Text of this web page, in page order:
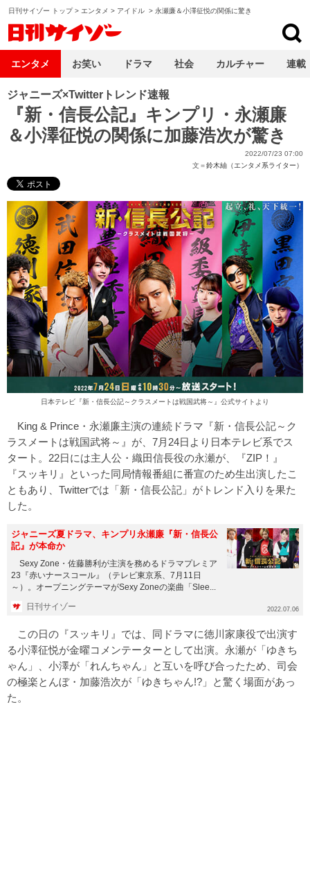
日刊サイゾー トップ> エンタメ > アイドル > 永瀬廉＆小澤征悦の関係に驚き
ジャニーズ×Twitterトレンド速報
『新・信長公記』キンプリ・永瀬廉
＆小澤征悦の関係に加藤浩次が驚き
2022/07/23 07:00
文＝鈴木紬（エンタメ系ライター）
日本テレビ『新・信長公記～クラスメートは戦国武将～』公式サイトより
King & Prince・永瀬廉主演の連続ドラマ『新・信長公記～ク
ラスメートは戦国武将～』が、7月24日より日本テレビ系でス
タート。22日には主人公・織田信長役の永瀬が、『ZIP！』
『スッキリ』といった同局情報番組に番宣のため生出演したこ
ともあり、Twitterでは「新・信長公記」がトレンド入りを果た
した。
ジャニーズ夏ドラマ、キンプリ永瀬廉『新・信長公
記』が本命か
Sexy Zone・佐藤勝利が主演を務めるドラマプレミア
23『赤いナースコール』（テレビ東京系、7月11日
～）。オープニングテーマがSexy Zoneの楽曲「Slee...
日刊サイゾー 2022.07.06
この日の『スッキリ』では、同ドラマに徳川家康役で出演す
る小澤征悦が金曜コメンテーターとして出演。永瀬が「ゆきち
ゃん」、小澤が「れんちゃん」と互いを呼び合ったため、司会
の極楽とんぼ・加藤浩次が「ゆきちゃん!?」と驚く場面があっ
た。
エンタメ お笑い ドラマ 社会 カルチャー 連載